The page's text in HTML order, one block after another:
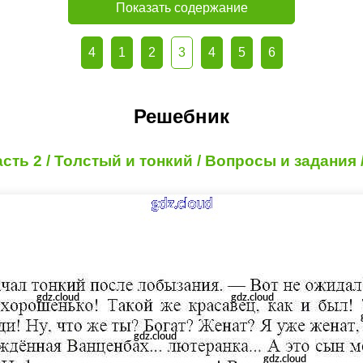
Показать содержание
4 1 2 3 4 5 6
Решебник
2 / Толстый и тонкий / Вопросы и задания